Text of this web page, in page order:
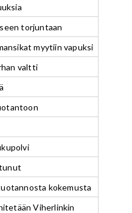
torjuntaan
myytiin vapuksi
valtti
kokemusta
Viherlinkin